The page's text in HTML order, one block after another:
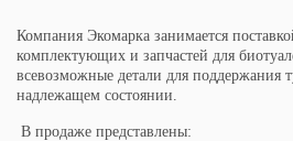
Компания Экомарка занимается
комплектующих и запчастей для
всевозможные детали для поддержания
надлежащем состоянии.
В продаже представлены: